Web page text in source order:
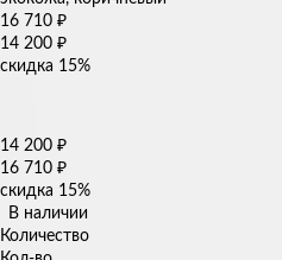
16 710 ₽
14 200 ₽
скидка 15%
14 200 ₽
16 710 ₽
скидка 15%
В наличии
Количество